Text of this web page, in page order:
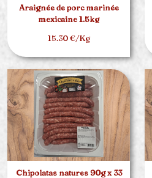
Araignée de porc marinée
mexicaine 1.5kg
15.30 €/Kg
Chipolatas natures 90g x 33